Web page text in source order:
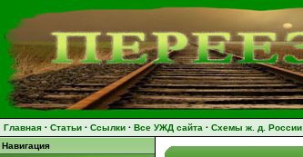
Главная · Статьи · Ссылки · Все УЖД сайта · Схемы ж. д. России
Навигация